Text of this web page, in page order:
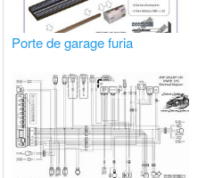
Porte de garage furia